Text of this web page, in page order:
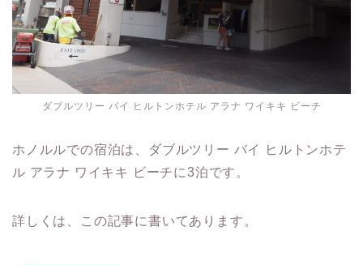
ダブルツリー バイ ヒルトンホテル アラナ ワイキキ ビーチ
ホノルルでの宿泊は、ダブルツリー バイ ヒルトンホテ
ル アラナ ワイキキ ビーチに3泊です。
詳しくは、この記事に書いてあります。